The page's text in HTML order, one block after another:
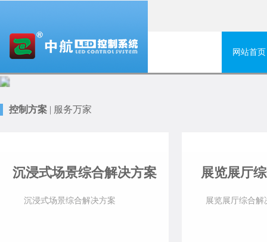
网站首页
控制方案 | 服务万家
沉浸式场景综合解决方案
沉浸式场景综合解决方案
展览展厅
展览展厅综合解